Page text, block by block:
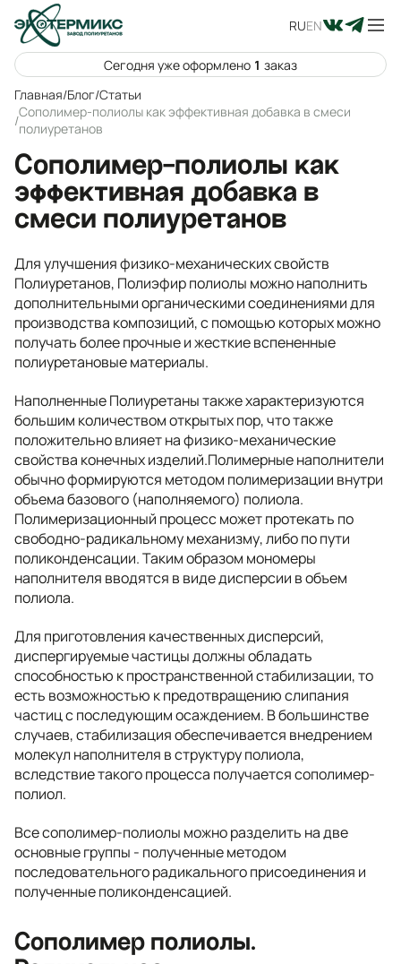
RUEN
Сегодня уже оформлено 1 заказ
Главная/Блог/Статьи
/Сополимер-полиолы как эффективная добавка в смеси
полиуретанов
Сополимер-полиолы как
эффективная добавка в
смеси полиуретанов
Для улучшения физико-механических свойств
Полиуретанов, Полиэфир полиолы можно наполнить
дополнительными органическими соединениями для
производства композиций, с помощью которых можно
получать более прочные и жесткие вспененные
полиуретановые материалы.
Наполненные Полиуретаны также характеризуются
большим количеством открытых пор, что также
положительно влияет на физико-механические
свойства конечных изделий.Полимерные наполнители
обычно формируются методом полимеризации внутри
объема базового (наполняемого) полиола.
Полимеризационный процесс может протекать по
свободно-радикальному механизму, либо по пути
поликонденсации. Таким образом мономеры
наполнителя вводятся в виде дисперсии в объем
полиола.
Для приготовления качественных дисперсий,
диспергируемые частицы должны обладать
способностью к пространственной стабилизации, то
есть возможностью к предотвращению слипания
частиц с последующим осаждением. В большинстве
случаев, стабилизация обеспечивается внедрением
молекул наполнителя в структуру полиола,
вследствие такого процесса получается сополимер-
полиол.
Все сополимер-полиолы можно разделить на две
основные группы - полученные методом
последовательного радикального присоединения и
полученные поликонденсацией.
Сополимер полиолы.